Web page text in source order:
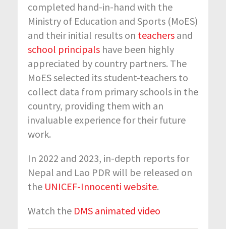
completed hand-in-hand with the
Ministry of Education and Sports (MoES)
and their initial results on teachers and
school principals have been highly
appreciated by country partners. The
MoES selected its student-teachers to
collect data from primary schools in the
country, providing them with an
invaluable experience for their future
work.
In 2022 and 2023, in-depth reports for
Nepal and Lao PDR will be released on
the UNICEF-Innocenti website.
Watch the DMS animated video